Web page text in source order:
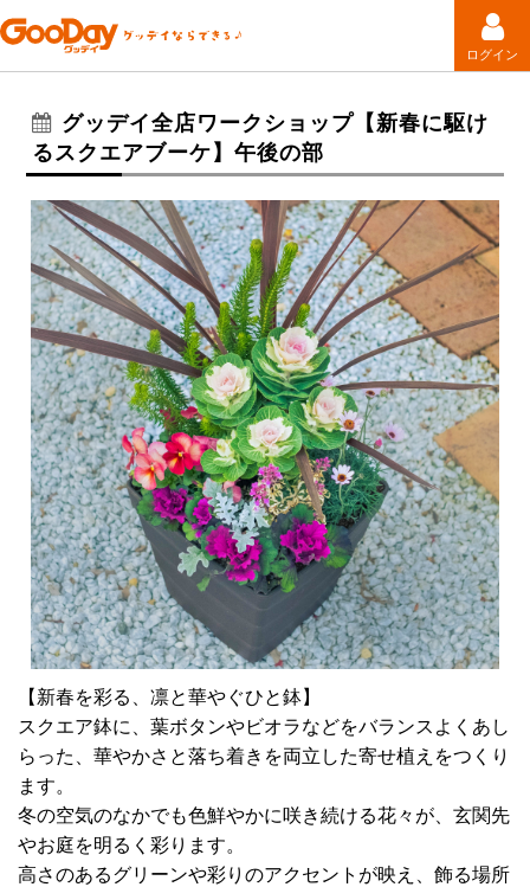
ログイン
グッデイ全店ワークショップ【新春に駆け
るスクエアブーケ】午後の部
【新春を彩る、凛と華やぐひと鉢】
スクエア鉢に、葉ボタンやビオラなどをバランスよくあし
らった、華やかさと落ち着きを両立した寄せ植えをつくり
ます。
冬の空気のなかでも色鮮やかに咲き続ける花々が、玄関先
やお庭を明るく彩ります。
高さのあるグリーンや彩りのアクセントが映え、飾る場所